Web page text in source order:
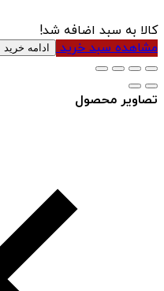
کالا به سبد اضافه شد!
مشاهده سبد خرید
ادامه خرید
تصاویر محصول